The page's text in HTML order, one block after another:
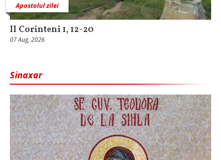
Apostolul zilei
II Corinteni 1, 12-20
07 Aug, 2026
Sinaxar